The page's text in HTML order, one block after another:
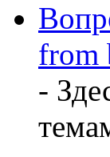
from
-